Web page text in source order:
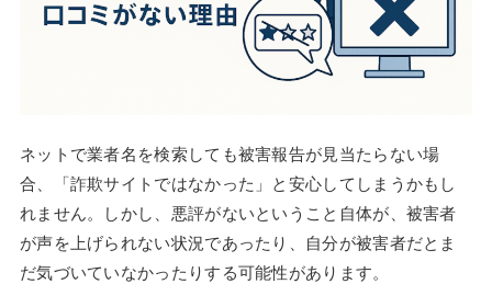
ネットで業者名を検索しても被害報告が見当たらない場
合、「詐欺サイトではなかった」と安心してしまうかもし
れません。しかし、悪評がないということ自体が、被害者
が声を上げられない状況であったり、自分が被害者だとま
だ気づいていなかったりする可能性があります。